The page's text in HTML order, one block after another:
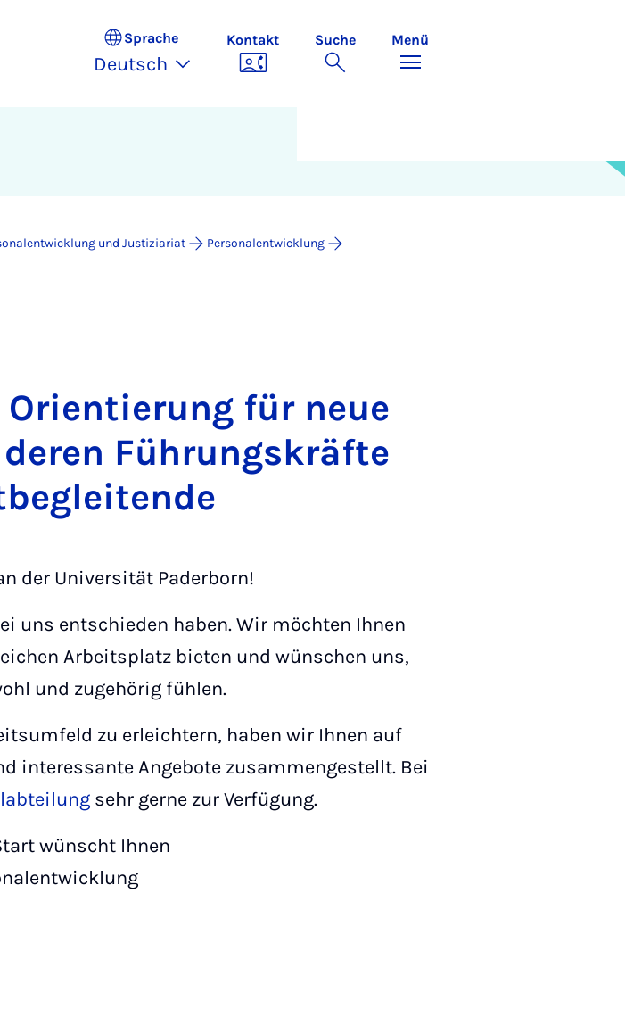
Sprache
Deutsch
Kontakt Suche Menü
und Justiziariat
Personalentwicklung
für neue
Führungskräfte
der Universität Paderborn!
uns entschieden haben. Wir möchten Ihnen
Arbeitsplatz bieten und wünschen uns,
und zugehörig fühlen.
zu erleichtern, haben wir Ihnen auf
interessante Angebote zusammengestellt. Bei
sehr gerne zur Verfügung.
wünscht Ihnen